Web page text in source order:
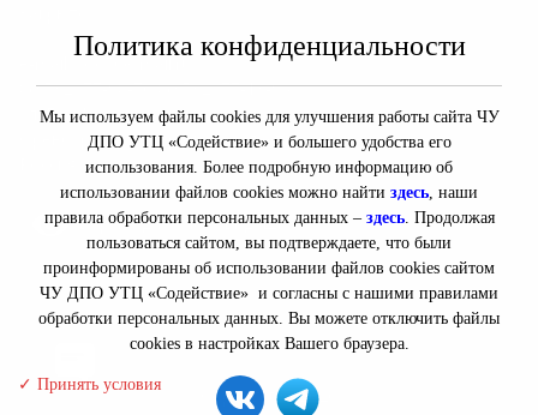
e-mail:sod56@mail.ru
8(3532) 77-98-76 8(3532) 77-13-94
ул. Гая 10
Оренбург,Оренбургская область 460000
Версия для слабовидящих
Copyright © 2026
Политика конфиденциальности
Мы используем файлы cookies для улучшения работы сайта ЧУ
ДПО УТЦ «Содействие» и большего удобства его
использования. Более подробную информацию об
использовании файлов cookies можно найти здесь, наши
правила обработки персональных данных – здесь. Продолжая
пользоваться сайтом, вы подтверждаете, что были
проинформированы об использовании файлов cookies сайтом
ЧУ ДПО УТЦ «Содействие» и согласны с нашими правилами
обработки персональных данных. Вы можете отключить файлы
cookies в настройках Вашего браузера.
✓ Принять условия
Свяжитесь с нами